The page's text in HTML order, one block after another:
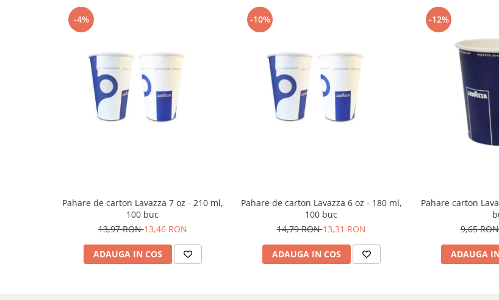
-4%
Pahare de carton Lavazza 7 oz - 210 ml,
100 buc
13,97 RON13,46 RON
ADAUGA IN COS
-10%
Pahare de carton Lavazza 6 oz - 180 ml,
100 buc
14,79 RON13,31 RON
ADAUGA IN COS
-12%
Pahare carton
9,65
ADAUGA